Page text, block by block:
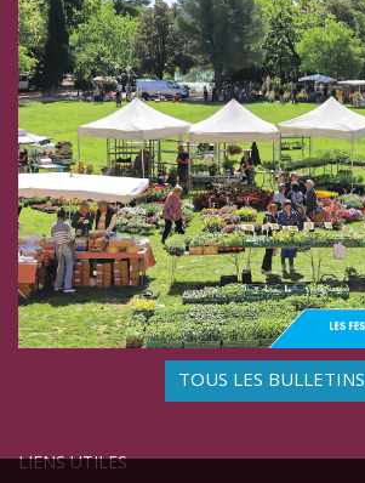
TOUS LES BULLETINS
LIENS UTILES